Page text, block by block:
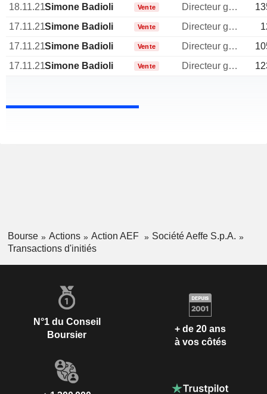
18.11.21Simone Badioli Vente Directeur general
17.11.21Simone Badioli Vente Directeur general
17.11.21Simone Badioli Vente Directeur general
17.11.21Simone Badioli Vente Directeur general
Bourse Actions Action AEF
Société Aeffe S.p.A.
Transactions d'initiés
N°1 du Conseil
Boursier
+ de 20 ans
à vos côtés